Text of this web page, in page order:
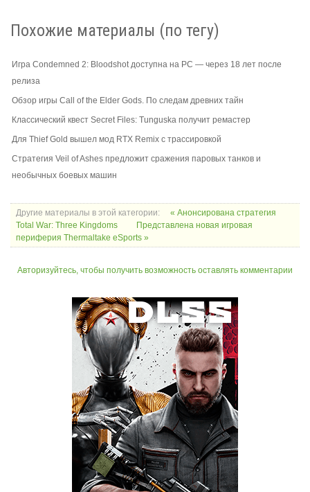
Похожие материалы (по тегу)
Игра Condemned 2: Bloodshot доступна на PC — через 18 лет после
релиза
Обзор игры Call of the Elder Gods. По следам древних тайн
Классический квест Secret Files: Tunguska получит ремастер
Для Thief Gold вышел мод RTX Remix с трассировкой
Стратегия Veil of Ashes предложит сражения паровых танков и
необычных боевых машин
Другие материалы в этой категории:
« Анонсирована стратегия
Total War: Three Kingdoms
Представлена новая игровая
периферия Thermaltake eSports »
Авторизуйтесь, чтобы получить возможность оставлять комментарии